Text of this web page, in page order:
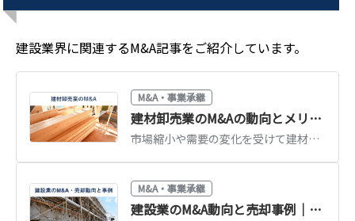
売上高
10億円～25億円
建設業界に関連するM&A記事をご紹介しています。
M&A・事業承継
建材卸売業のM&Aの動向とメリット、事例を解説
市場縮小や需要の変化を受けて建材卸売業（建築資材卸売業）のM&Aが活発化しています。建材卸売業の業界動向とM&A動向、売却・買収のメリット、2019年から2022年のM&A事例を徹底解説します。(執筆者：京都大学文学部卒の企業法務・金融専門ライター 相良義勝)
M&A・事業承継
建設業のM&A動向と売却事例｜相場・許認可・高く売るポイントを解説